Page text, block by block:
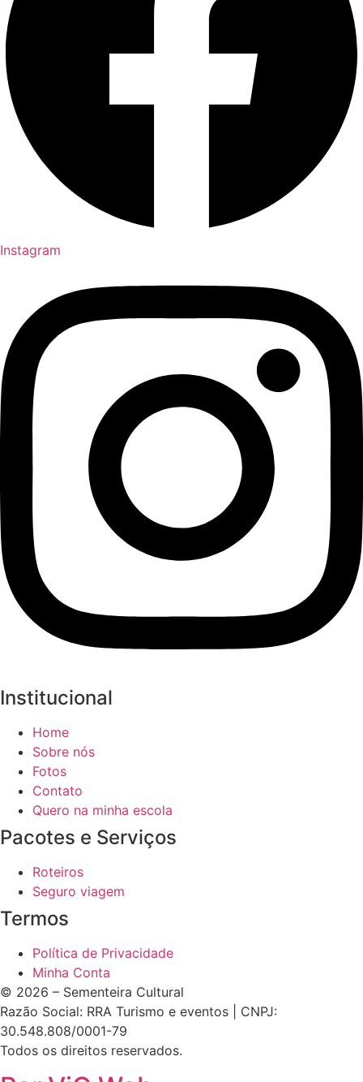
Instagram
Institucional
Home
Sobre nós
Fotos
Contato
Quero na minha escola
Pacotes e Serviços
Roteiros
Seguro viagem
Termos
Política de Privacidade
Minha Conta
© 2026 – Sementeira Cultural
Razão Social: RRA Turismo e eventos | CNPJ:
30.548.808/0001-79
Todos os direitos reservados.